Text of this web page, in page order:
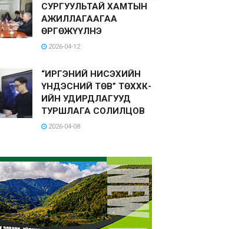
СУРГУУЛЬТАЙ ХАМТЫН
АЖИЛЛАГААГАА
ӨРГӨЖҮҮЛНЭ
2026-04-12
“ИРГЭНИЙ НИСЭХИЙН
ҮНДЭСНИЙ ТӨВ” ТӨХХК-
ИЙН УДИРДЛАГУУД
ТУРШЛАГА СОЛИЛЦОВ
2026-04-08